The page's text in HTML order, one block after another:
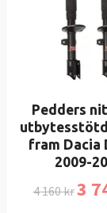
Pedders
fram Dacia
2009-
4 160 kr3